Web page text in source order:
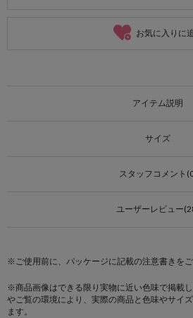
お気に入りに
アイテム説明
サイズ
スタッフコメント
ユーザーレビュー
※ご使用前に、パッケージに記載の注意書きをご
※商品画像はできる限り実物に近い色味で掲載
やご覧の環境により、実際の商品と色味やサイ
ます。